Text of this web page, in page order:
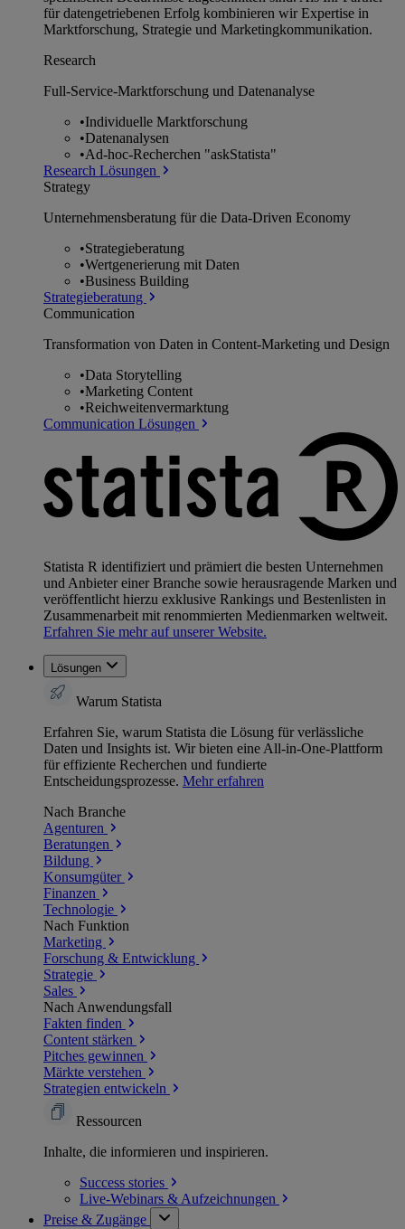
für datengetriebenen Erfolg kombinieren wir Expertise in
Marktforschung, Strategie und Marketingkommunikation.
Research
Full-Service-Marktforschung und Datenanalyse
•Individuelle Marktforschung
•Datenanalysen
•Ad-hoc-Recherchen "askStatista"
Research Lösungen
Strategy
Unternehmens­beratung für die Data-Driven Economy
•Strategieberatung
•Wertgenerierung mit Daten
•Business Building
Strategieberatung
Communication
Transformation von Daten in Content-Marketing und Design
•Data Storytelling
•Marketing Content
•Reichweitenvermarktung
Communication Lösungen
Statista R identifiziert und prämiert die besten Unternehmen
und Anbieter einer Branche sowie herausragende Marken und
veröffentlicht hierzu exklusive Rankings und Bestenlisten in
Zusammenarbeit mit renommierten Medienmarken weltweit.
Erfahren Sie mehr auf unserer Website.
Lösungen
Warum Statista
Erfahren Sie, warum Statista die Lösung für verlässliche
Daten und Insights ist. Wir bieten eine All-in-One-Plattform
für effiziente Recherchen und fundierte
Entscheidungsprozesse. Mehr erfahren
Nach Branche
Agenturen
Beratungen
Bildung
Konsumgüter
Finanzen
Technologie
Nach Funktion
Marketing
Forschung & Entwicklung
Strategie
Sales
Nach Anwendungsfall
Fakten finden
Content stärken
Pitches gewinnen
Märkte verstehen
Strategien entwickeln
Ressourcen
Inhalte, die informieren und inspirieren.
Success stories
Live-Webinars & Aufzeichnungen
Preise & Zugänge